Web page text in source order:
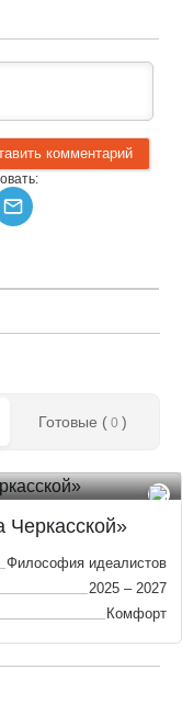
Готовые ( 0 )
Философия идеалистов
2025 – 2027
Комфорт